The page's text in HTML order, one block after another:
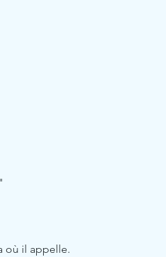
où il appelle.